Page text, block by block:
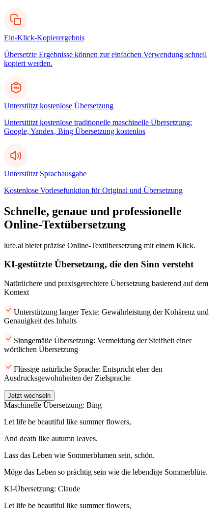
Ein-Klick-Kopierergebnis
Übersetzte Ergebnisse können zur einfachen Verwendung schnell
kopiert werden.
Unterstützt kostenlose Übersetzung
Unterstützt kostenlose traditionelle maschinelle Übersetzung:
Google, Yandex, Bing Übersetzung kostenlos
Unterstützt Sprachausgabe
Kostenlose Vorlesefunktion für Original und Übersetzung
Schnelle, genaue und professionelle
Online-Textübersetzung
lufe.ai bietet präzise Online-Textübersetzung mit einem Klick.
KI-gestützte Übersetzung, die den Sinn versteht
Natürlichere und praxisgerechtere Übersetzung basierend auf dem
Kontext
Unterstützung langer Texte: Gewährleistung der Kohärenz und
Genauigkeit des Inhalts
Sinngemäße Übersetzung: Vermeidung der Steifheit einer
wörtlichen Übersetzung
Flüssige natürliche Sprache: Entspricht eher den
Ausdrucksgewohnheiten der Zielsprache
Jetzt wechseln
Maschinelle Übersetzung: Bing
Let life be beautiful like summer flowers,
And death like autumn leaves.
Lass das Leben wie Sommerblumen sein, schön.
Möge das Leben so prächtig sein wie die lebendige Sommerblüte.
KI-Übersetzung: Claude
Let life be beautiful like summer flowers,